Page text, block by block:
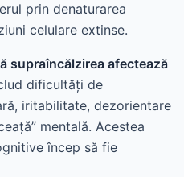
prin denaturarea
celulare extinse.
supraîncălzirea afectează
dificultăți de
iritabilitate, dezorientare
mentală. Acestea
încep să fie